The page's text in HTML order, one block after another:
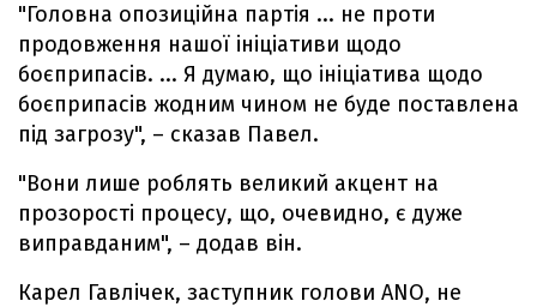
"Головна опозиційна партія ... не проти
продовження нашої ініціативи щодо
боєприпасів. ... Я думаю, що ініціатива щодо
боєприпасів жодним чином не буде поставлена
під загрозу", – сказав Павел.
"Вони лише роблять великий акцент на
прозорості процесу, що, очевидно, є дуже
виправданим", – додав він.
Карел Гавлічек, заступник голови ANO, не